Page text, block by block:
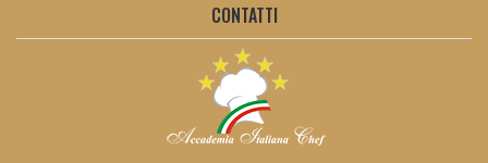
CONTATTI